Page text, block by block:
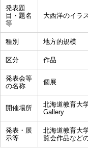
発表題
目・題名
等
大西洋のイラ
種別 地方的規模
区分 作品
発表会等
の名称
個展
開催場所
北海道教育大
Gallery
発表・展
示等
北海道教育大
覧会作品など